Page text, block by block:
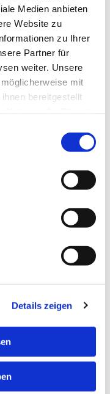
Medien anbieten
Website zu
zu Ihrer
Partner für
weiter. Unsere
mit
bereitgestellt
Details zeigen
DER